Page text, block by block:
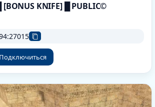
KNIFE] █ PUBLIC©
Подключиться